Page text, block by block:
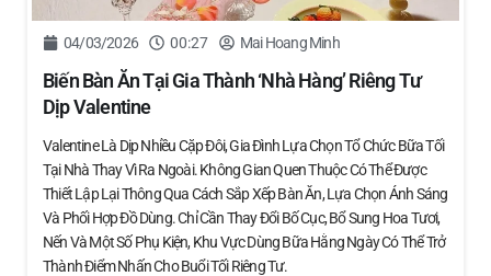
04/03/2026 00:27 Mai Hoang Minh
Biến Bàn Ăn Tại Gia Thành ‘nhà Hàng’ Riêng Tư
Dịp Valentine
Valentine Là Dịp Nhiều Cặp Đôi, Gia Đình Lựa Chọn Tổ Chức Bữa Tối
Tại Nhà Thay Vì Ra Ngoài. Không Gian Quen Thuộc Có Thể Được
Thiết Lập Lại Thông Qua Cách Sắp Xếp Bàn Ăn, Lựa Chọn Ánh Sáng
Và Phối Hợp Đồ Dùng. Chỉ Cần Thay Đổi Bố Cục, Bổ Sung Hoa Tươi,
Nến Và Một Số Phụ Kiện, Khu Vực Dùng Bữa Hằng Ngày Có Thể Trở
Thành Điểm Nhấn Cho Buổi Tối Riêng Tư.